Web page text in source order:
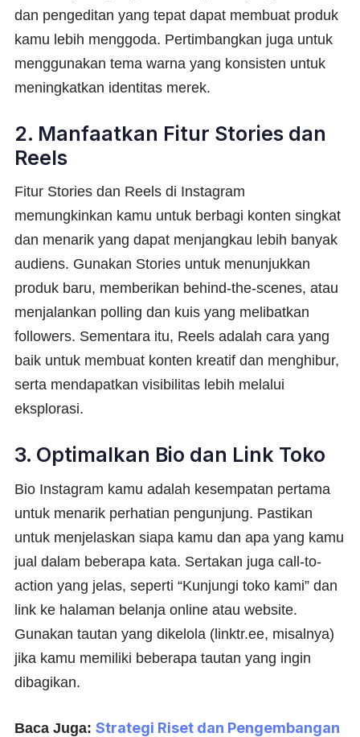
dan pengeditan yang tepat dapat membuat produk
kamu lebih menggoda. Pertimbangkan juga untuk
menggunakan tema warna yang konsisten untuk
meningkatkan identitas merek.
2. Manfaatkan Fitur Stories dan
Reels
Fitur Stories dan Reels di Instagram
memungkinkan kamu untuk berbagi konten singkat
dan menarik yang dapat menjangkau lebih banyak
audiens. Gunakan Stories untuk menunjukkan
produk baru, memberikan behind-the-scenes, atau
menjalankan polling dan kuis yang melibatkan
followers. Sementara itu, Reels adalah cara yang
baik untuk membuat konten kreatif dan menghibur,
serta mendapatkan visibilitas lebih melalui
eksplorasi.
3. Optimalkan Bio dan Link Toko
Bio Instagram kamu adalah kesempatan pertama
untuk menarik perhatian pengunjung. Pastikan
untuk menjelaskan siapa kamu dan apa yang kamu
jual dalam beberapa kata. Sertakan juga call-to-
action yang jelas, seperti “Kunjungi toko kami” dan
link ke halaman belanja online atau website.
Gunakan tautan yang dikelola (linktr.ee, misalnya)
jika kamu memiliki beberapa tautan yang ingin
dibagikan.
Baca Juga: Strategi Riset dan Pengembangan